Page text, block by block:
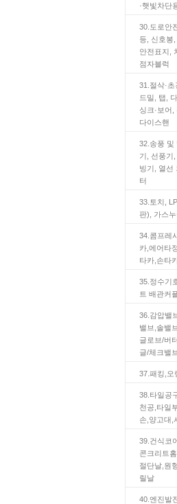
·햇빛차단
30.도로안
등, 신호봉,
안전표지,
점자블럭
31.절삭·
드밀, 탭,
싱크·보어,
다이스핸
32.송풍 및
기, 선풍기
빙기, 열선
터
33.토치,
판), 가스
34.콤프레
카,에어타
타카,손타
35.정수기
트 배관커
36.감압밸
밸브,솔밸
글로브/버
글/체크밸브
37.패킹,오
38.타일공
천공,타일
손,양고대,
39.건식코
콘크리트
절단날,원
릴날
40.엔진발